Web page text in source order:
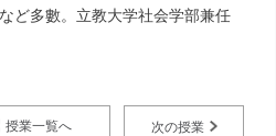
ど多數。立教大学社会学部兼任
授業一覧へ 次の授業